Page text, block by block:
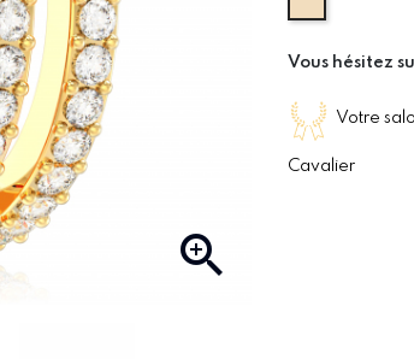

Vous hésitez
Votre
Cavalier